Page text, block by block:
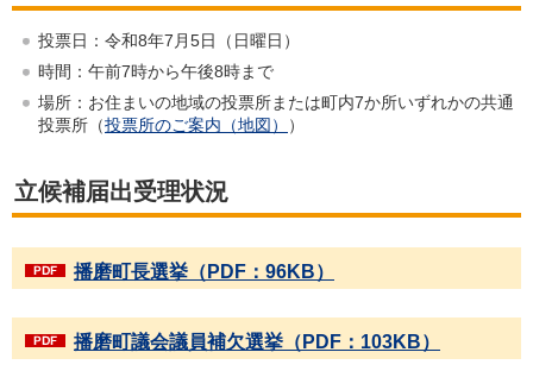
投票日：令和8年7月5日（日曜日）
時間：午前7時から午後8時まで
場所：お住まいの地域の投票所または町内7か所いずれかの共通
投票所（投票所のご案内（地図） ）
立候補届出受理状況
播磨町長選挙（PDF：96KB）
播磨町議会議員補欠選挙（PDF：103KB）